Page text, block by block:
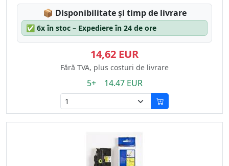
📦 Lagerstatus:
Disponibilitate și timp de livrare
✅ 6x în stoc – Expediere în 24 de ore
14,62 EUR
Fără TVA, plus costuri de livrare
5+ 14.47 EUR